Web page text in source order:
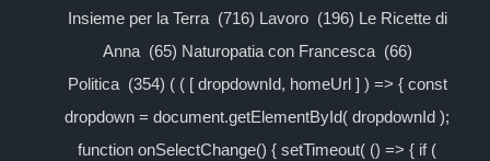
Insieme per la Terra (716) Lavoro (196) Le Ricette di
Anna (65) Naturopatia con Francesca (66)
Politica (354) ( ( [ dropdownId, homeUrl ] ) => { const
dropdown = document.getElementById( dropdownId );
function onSelectChange() { setTimeout( () => { if (